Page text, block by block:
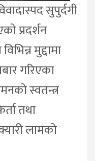
सुपुर्दगी
प्रदर्शन
मुद्दामा
गरिएका
स्वतन्त्र
तथा
लामको